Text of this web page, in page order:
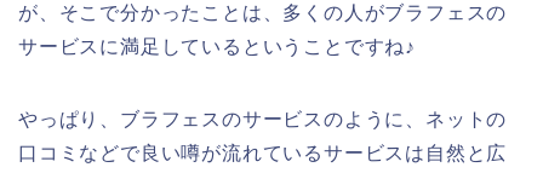
が、そこで分かったことは、多くの人がブラフェスの
サービスに満足しているということですね♪
やっぱり、ブラフェスのサービスのように、ネットの
口コミなどで良い噂が流れているサービスは自然と広